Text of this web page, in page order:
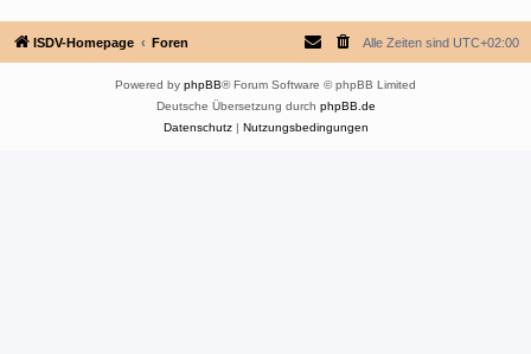
ISDV-Homepage Foren Alle Zeiten sind UTC+02:00
Powered by phpBB® Forum Software © phpBB Limited
Deutsche Übersetzung durch phpBB.de
Datenschutz| Nutzungsbedingungen